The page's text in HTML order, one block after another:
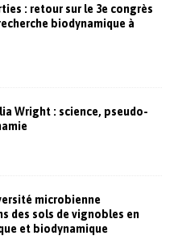
: retour sur le 3e congrès
biodynamique à
Wright : science, pseudo-
microbienne
des sols de vignobles en
et biodynamique